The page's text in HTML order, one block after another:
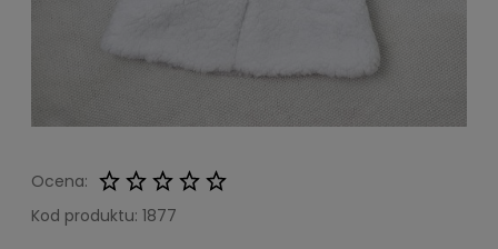
Ocena:
Kod produktu: 1877